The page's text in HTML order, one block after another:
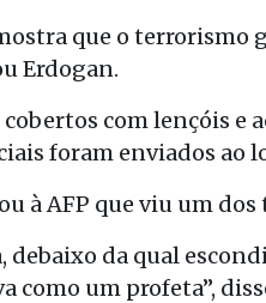
que o terrorismo
Erdogan.
com lençóis e
foram enviados ao
à AFP que viu um dos
da qual
como um profeta”,